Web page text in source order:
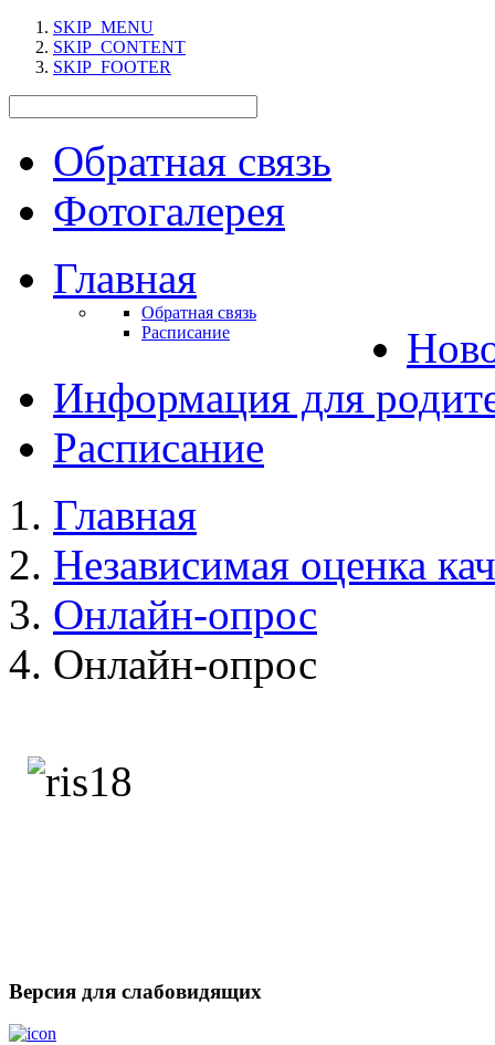
SKIP_MENU
SKIP_CONTENT
SKIP_FOOTER
Обратная связь
Фотогалерея
Главная
Обратная связь
Расписание
Информация для
Расписание
Главная
Независимая оценка
Онлайн-опрос
Онлайн-опрос
Версия для слабовидящих